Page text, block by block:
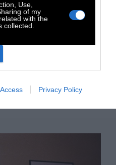
Use,
of my
with the
collected.
Privacy Policy
Γνωστότερα βιβλία
αριστερά»,
από τις εκδόσεις
στις 3 Οκτωβρίου
αποσυρθεί.